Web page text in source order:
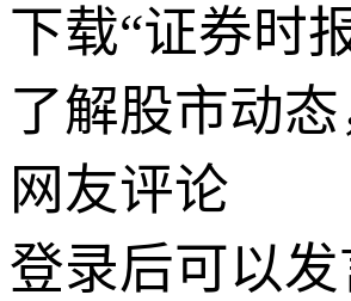
下载“证券时
了解股市动
网友评论
登录后可以发